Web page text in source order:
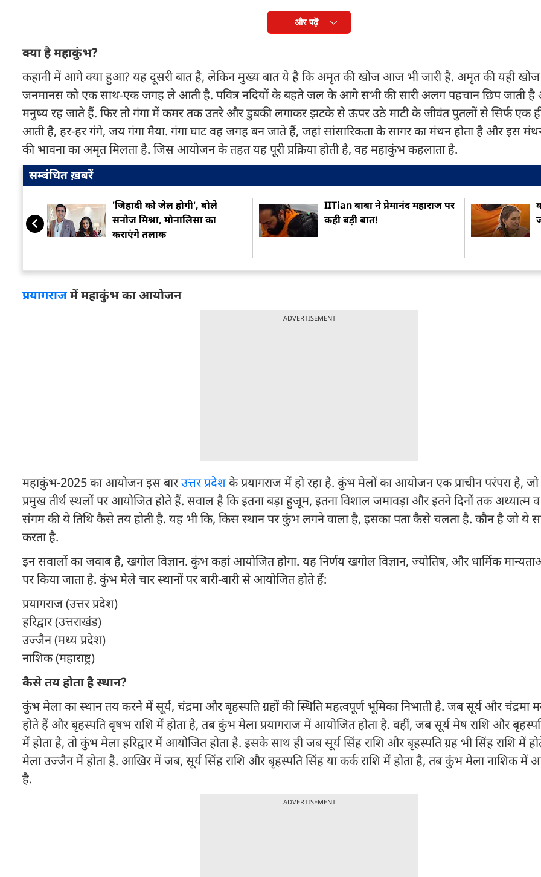
और पढ़ें
क्या है महाकुंभ?
कहानी में आगे क्या हुआ? यह दूसरी बात है, लेकिन मुख्य बात ये है कि अमृत की खोज आज भी जारी है. अमृत की यही खोज
जनमानस को एक साथ-एक जगह ले आती है. पवित्र नदियों के बहते जल के आगे सभी की सारी अलग पहचान छिप जाती है
मनुष्य रह जाते हैं. फिर तो गंगा में कमर तक उतरे और डुबकी लगाकर झटके से ऊपर उठे माटी के जीवंत पुतलों से सिर्फ एक
आती है, हर-हर गंगे, जय गंगा मैया. गंगा घाट वह जगह बन जाते हैं, जहां सांसारिकता के सागर का मंथन होता है और इस
की भावना का अमृत मिलता है. जिस आयोजन के तहत यह पूरी प्रक्रिया होती है, वह महाकुंभ कहलाता है.
सम्बंधित ख़बरें
'जिहादी को जेल होगी', बोले
सनोज मिश्रा, मोनालिसा का
कराएंगे तलाक
IITian बाबा ने प्रेमानंद महाराज पर
कही बड़ी बात!
प्रयागराजमें महाकुंभ का आयोजन
ADVERTISEMENT
महाकुंभ-2025 का आयोजन इस बारउत्तर प्रदेशके प्रयागराज में हो रहा है. कुंभ मेलों का आयोजन एक प्राचीन परंपरा है,
प्रमुख तीर्थ स्थलों पर आयोजित होते हैं. सवाल है कि इतना बड़ा हुजूम, इतना विशाल जमावड़ा और इतने दिनों तक अध्यात्म
संगम की ये तिथि कैसे तय होती है. यह भी कि, किस स्थान पर कुंभ लगने वाला है, इसका पता कैसे चलता है. कौन है जो ये
करता है.
इन सवालों का जवाब है, खगोल विज्ञान. कुंभ कहां आयोजित होगा. यह निर्णय खगोल विज्ञान, ज्योतिष, और धार्मिक
पर किया जाता है. कुंभ मेले चार स्थानों पर बारी-बारी से आयोजित होते हैं:
प्रयागराज (उत्तर प्रदेश)
हरिद्वार (उत्तराखंड)
उज्जैन (मध्य प्रदेश)
नाशिक (महाराष्ट्र)
कैसे तय होता है स्थान?
कुंभ मेला का स्थान तय करने में सूर्य, चंद्रमा और बृहस्पति ग्रहों की स्थिति महत्वपूर्ण भूमिका निभाती है. जब सूर्य और चंद्रमा
होते हैं और बृहस्पति वृषभ राशि में होता है, तब कुंभ मेला प्रयागराज में आयोजित होता है. वहीं, जब सूर्य मेष राशि और
में होता है, तो कुंभ मेला हरिद्वार में आयोजित होता है. इसके साथ ही जब सूर्य सिंह राशि और बृहस्पति ग्रह भी सिंह राशि में
मेला उज्जैन में होता है. आखिर में जब, सूर्य सिंह राशि और बृहस्पति सिंह या कर्क राशि में होता है, तब कुंभ मेला नाशिक में
है.
ADVERTISEMENT